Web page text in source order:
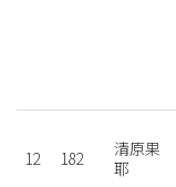
12 182
清原果
耶